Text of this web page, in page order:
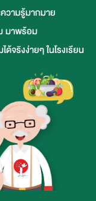
วามรู้มากมาย
มาพร้อม
จริงง่ายๆ ในโรงเรียน